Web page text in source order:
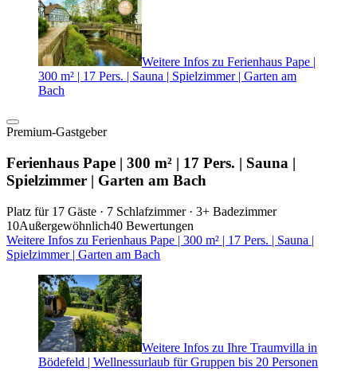
Weitere Infos zu Ferienhaus Pape |
300 m² | 17 Pers. | Sauna | Spielzimmer | Garten am
Bach
Premium-Gastgeber
Ferienhaus Pape | 300 m² | 17 Pers. | Sauna |
Spielzimmer | Garten am Bach
Platz für 17 Gäste · 7 Schlafzimmer · 3+ Badezimmer
10Außergewöhnlich40 Bewertungen
Weitere Infos zu Ferienhaus Pape | 300 m² | 17 Pers. | Sauna |
Spielzimmer | Garten am Bach
Weitere Infos zu Ihre Traumvilla in
Bödefeld | Wellnessurlaub für Gruppen bis 20 Personen